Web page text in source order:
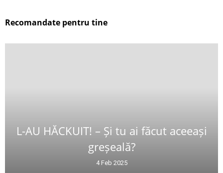
Recomandate pentru tine
L-AU HĂCKUIT! – Și tu ai făcut aceeași
greșeală?
4 Feb 2025